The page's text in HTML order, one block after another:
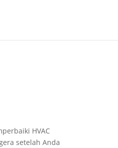
HVAC
setelah Anda